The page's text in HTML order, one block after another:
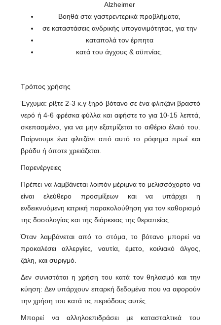
Alzheimer
Βοηθά στα γαστρεντερικά προβλήματα,
σε καταστάσεις ανδρικής υπογονιμότητας, για την
καταπολά τον έρπητα
κατά του άγχους & αϋπνίας.
Τρόπος χρήσης
Έγχυμα: ρίξτε 2-3 κ.γ ξηρό βότανο σε ένα φλιτζάνι βραστό
νερό ή 4-6 φρέσκα φύλλα και αφήστε το για 10-15 λεπτά,
σκεπασμένο, για να μην εξατμίζεται το αιθέριο έλαιό του.
Παίρνουμε ένα φλιτζάνι από αυτό το ρόφημα πρωί και
βράδυ ή όποτε χρειάζεται.
Παρενέργειες
Πρέπει να λαμβάνεται λοιπόν μέριμνα το μελισσόχορτο να
είναι ελεύθερο προσμίξεων και να υπάρχει η
ενδεικνυόμενη ιατρική παρακολούθηση για τον καθορισμό
της δοσολογίας και της διάρκειας της θεραπείας.
Όταν λαμβάνεται από το στόμα, το βότανο μπορεί να
προκαλέσει αλλεργίες, ναυτία, έμετο, κοιλιακό άλγος,
ζάλη, και συριγμό.
Δεν συνιστάται η χρήση του κατά τον θηλασμό και την
κύηση: Δεν υπάρχουν επαρκή δεδομένα που να αφορούν
την χρήση του κατά τις περιόδους αυτές.
Mπορεί να αλληλοεπιδράσει με κατασταλτικά του